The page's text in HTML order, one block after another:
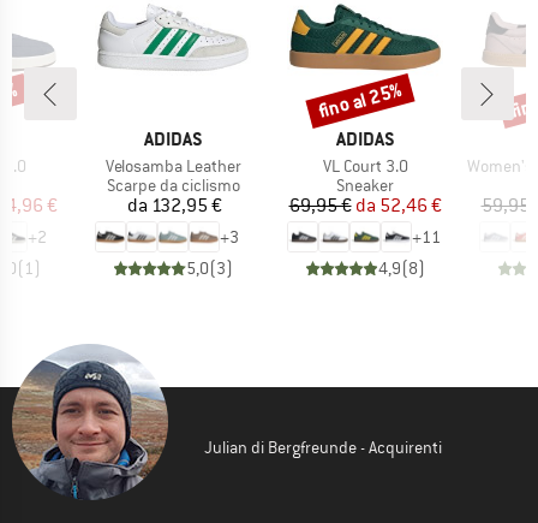
ridotto
€
+2
( 1)
MARCHIO
ADIDAS
Articolo
Velosamba Leather
Gruppo di prodotti
Scarpe da ciclismo
Prezzo
da 132,95 €
+3
5,0(3)
MARCHIO
ADIDAS
Articolo
VL Court 3.0
Gruppo di prodotti
Sneaker
Prezzo
69,95 € Prezzo ridotto
da 52,46 €
+11
4,9(8)
Sconto
fino al 25%
Articolo
Women's
59,95
Julian di Bergfreunde - Acquirenti